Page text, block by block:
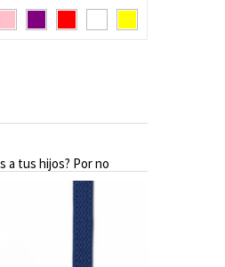
a tus hijos? Por no
Ponte unos cordones
en unas slip-ons al
seguros de que no te